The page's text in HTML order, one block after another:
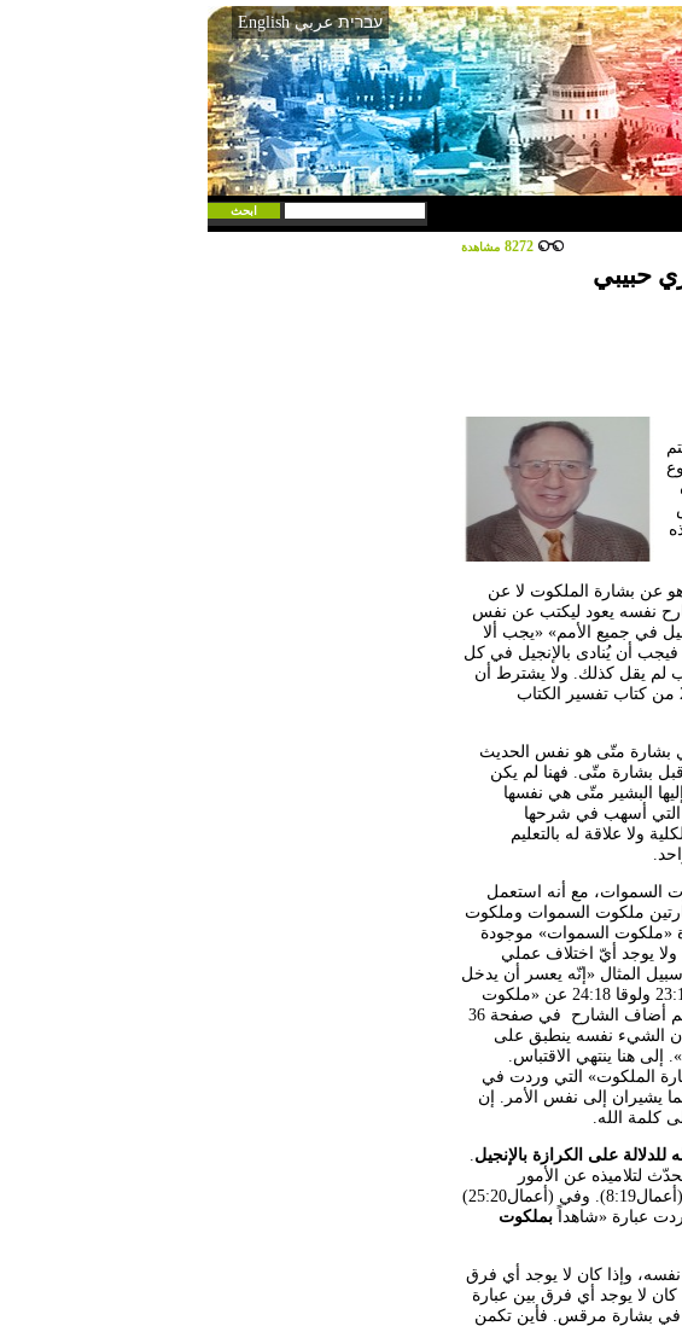
English عربي עברית
8272 مشاهدة
حبيبي
هو عن بشارة الملكوت لا عن
لكن الشارح نفسه يعود ليكتب عن نفس
أن يُكرز أولاً بالإنجيل في جميع الأمم» «يجب ألا
فيجب أن يُنادى بالإنجيل في كل
لم يقل كذلك. ولا يشترط أن
تتحقق أية نبوءة قبل مجيء المسيح لقديسيه، فقد يأتي في أية لحظة!» (صفحة 239 من كتاب تفسير الكتاب
في بشارة متّى هو نفس الحديث
بشارة متّى. فهنا لم يكن
البشير متّى هي نفسها
التي أسهب في شرحها
ولا علاقة له بالتعليم
السموات، مع أنه استعمل
ملكوت السموات وملكوت
«إن عبارة «ملكوت السموات» موجودة
يوجد أيّ اختلاف عملي
مذكورة بالنسبة للاثنين. فقد قال يسوع في متّى 23:19، على سبيل المثال «إنّه يعسر أن يدخل
غني إلى ملكوت السموات». ونجد يسوع بالمقابل يقول الشيء نفسه في مرقس 23:10 ولوقا 24:18 عن «ملكوت
الله». راجع أيضاً متّى 24:19 حيث يوجد مبدأ آخر تُستخدم فيه عبارة «ملكوت لله». ثم أضاف الشارح في صفحة 36
الشيء نفسه ينطبق على
إلى هنا ينتهي الاقتباس.
الملكوت» التي وردت في
يشيران إلى نفس الأمر. إن
كلمة الله.
للدلالة على الكرازة بالإنجيل.
لتلاميذه عن الأمور
(أعمال3:1). ووردت نفس العبارة في(أعمال12:8)، وأيضاً في (أعمال8:19). وفي (أعمال25:20)
بملكوت
وإذا كان لا يوجد أي فرق
كان لا يوجد أي فرق بين عبارة
في بشارة مرقس. فأين تكمن